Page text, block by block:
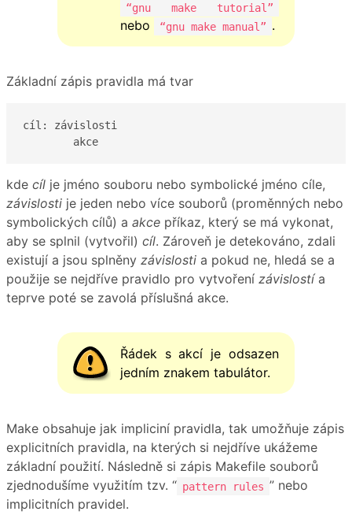
“gnu make tutorial”
nebo “gnu make manual” .
Základní zápis pravidla má tvar
cíl: závislosti
	akce
kde cíl je jméno souboru nebo symbolické jméno cíle,
závislosti je jeden nebo více souborů (proměnných nebo
symbolických cílů) a akce příkaz, který se má vykonat,
aby se splnil (vytvořil) cíl. Zároveň je detekováno, zdali
existují a jsou splněny závislosti a pokud ne, hledá se a
použije se nejdříve pravidlo pro vytvoření závislostía
teprve poté se zavolá příslušná akce.
Řádek s akcí je odsazen
jedním znakem tabulátor.
Make obsahuje jak impliciní pravidla, tak umožňuje zápis
explicitních pravidla, na kterých si nejdříve ukážeme
základní použití. Následně si zápis Makefile souborů
zjednodušíme využitím tzv. “ pattern rules ” nebo
implicitních pravidel.